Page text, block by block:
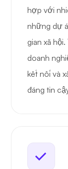
hợp với
những dự
gian xã
doanh
kết nối và
đáng tin